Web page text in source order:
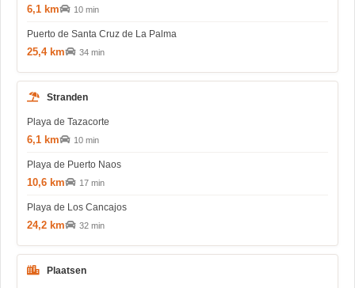
6,1 km 10 min
Puerto de Santa Cruz de La Palma
25,4 km 34 min
Stranden
Playa de Tazacorte
6,1 km 10 min
Playa de Puerto Naos
10,6 km 17 min
Playa de Los Cancajos
24,2 km 32 min
Plaatsen